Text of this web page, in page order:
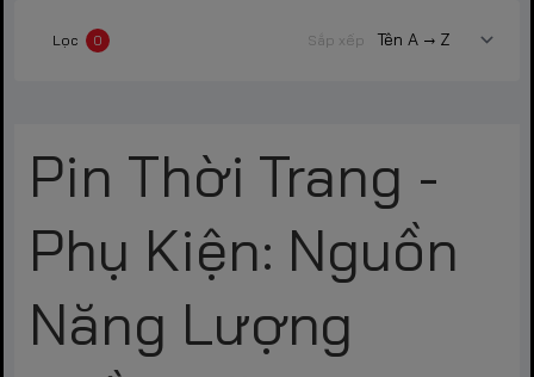
Lọc 0 Sắp xếp
Pin Thời Trang -
Phụ Kiện: Nguồn
Năng Lượng